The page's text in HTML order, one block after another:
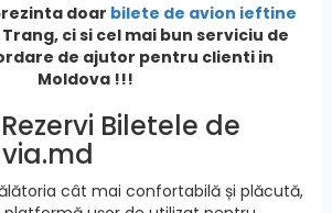
doar bilete de avion ieftine
ci si cel mai bun serviciu de
de ajutor pentru clienti in
Moldova !!!
Biletele de
cât mai confortabilă și plăcută,